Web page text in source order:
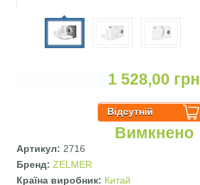
1 528,00 грн
Вимкнено
Артикул:2716
Бренд:ZELMER
Країна виробник: Китай